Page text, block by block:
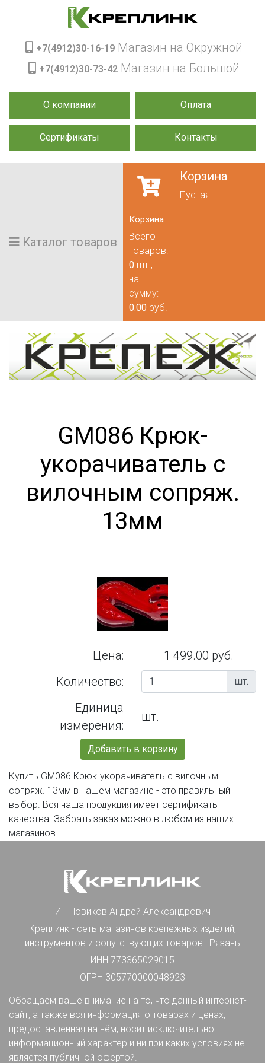
О компании Оплата
Сертификаты Контакты
+7(4912)30-16-19 Магазин на Окружной
+7(4912)30-73-42 Магазин на Большой
Каталог товаров
Корзина
Пустая
Корзина
Всего
товаров:
0 шт.,
на
сумму:
0.00 руб.
GM086 Крюк-
укорачиватель с
вилочным сопряж.
13мм
Цена:
1 499.00 руб.
Количество:
шт.
Единица
измерения:
шт.
Добавить в корзину
Купить GM086 Крюк-укорачиватель с вилочным
сопряж. 13мм в нашем магазине - это правильный
выбор. Вся наша продукция имеет сертификаты
качества. Забрать заказ можно в любом из наших
магазинов.
ИП Новиков Андрей Александрович
Креплинк - сеть магазинов крепежных изделий,
инструментов и сопутствующих товаров | Рязань
ИНН 773365029015
ОГРН 305770000048923
Обращаем ваше внимание на то, что данный интернет-
сайт, а также вся информация о товарах и ценах,
предоставленная на нём, носит исключительно
информационный характер и ни при каких условиях не
является публичной офертой.